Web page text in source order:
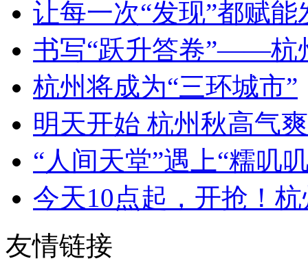
让每一次“发现”都赋
书写“跃升答卷”——杭
杭州将成为“三环城市”
明天开始 杭州秋高气爽
“人间天堂”遇上“糯叽
今天10点起，开抢！
友情链接